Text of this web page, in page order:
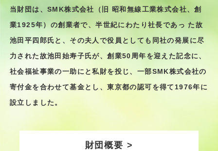
当財団は、SMK株式会社（旧 昭和無線⼯業株式会社、創
業1925年）の創業者で、半世紀にわたり社⻑であっ た故
池⽥平四郎⽒と、その夫⼈で役員としても同社の発展に尽
⼒された故池⽥始寿⼦⽒が、創業50周年を迎えた記念に、
社会福祉事業の⼀助にと私財を投じ、⼀部SMK株式会社の
寄付⾦を合わせて基⾦とし、東京都の認可を得て1976年に
設⽴しました。
財団概要 >